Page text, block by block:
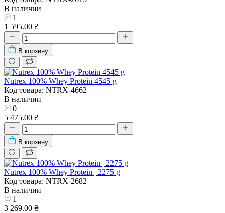
В наличии
1
1 595.00 ₴
В корзину
Nutrex 100% Whey Protein 4545 g
Код товара: NTRX-4662
В наличии
0
5 475.00 ₴
В корзину
Nutrex 100% Whey Protein | 2275 g
Код товара: NTRX-2682
В наличии
1
3 269.00 ₴